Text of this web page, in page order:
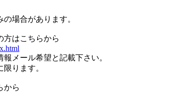
場合があります。
方はこちらから
メール希望と記載下さい。
ります。
から